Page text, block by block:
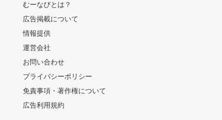
むーなびとは？
広告掲載について
情報提供
運営会社
お問い合わせ
プライバシーポリシー
免責事項・著作権について
広告利用規約